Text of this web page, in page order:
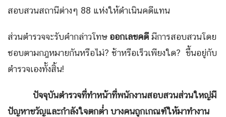
สอบสวนสถานีต่างๆ 88 แห่งให้ดำเนินคดีแทน
ส่วนตำรวจจะรับคำกล่าวโทษ ออกเลขคดีมีการสอบสวนโดย
ชอบตามกฎหมายกันหรือไม่? ช้าหรือเร็วเพียงใด? ขึ้นอยู่กับ
ตำรวจเองทั้งสิ้น!
ปัจจุบันตำรวจที่ทำหน้าที่พนักงานสอบสวนส่วนใหญ่มี
ปัญหาขวัญและกำลังใจตกต่ำ บางคนถูกเกณฑ์ให้มาทำงาน